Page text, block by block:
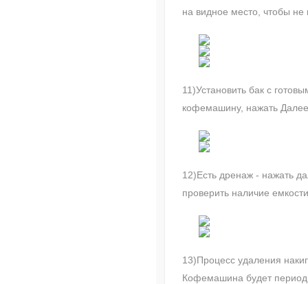
на видное место, чтобы
11)Установить бак с
кофемашину, нажать
12)Есть дренаж - нажать
проверить наличие
13)Процесс удаления
Кофемашина будет